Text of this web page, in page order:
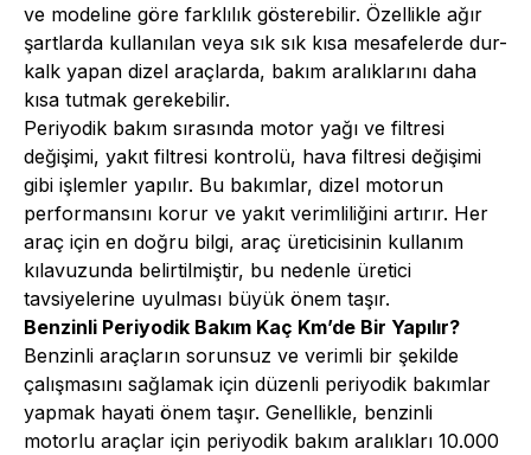
ve modeline göre farklılık gösterebilir. Özellikle ağır
şartlarda kullanılan veya sık sık kısa mesafelerde dur-
kalk yapan dizel araçlarda, bakım aralıklarını daha
kısa tutmak gerekebilir.
Periyodik bakım sırasında motor yağı ve filtresi
değişimi, yakıt filtresi kontrolü, hava filtresi değişimi
gibi işlemler yapılır. Bu bakımlar, dizel motorun
performansını korur ve yakıt verimliliğini artırır. Her
araç için en doğru bilgi, araç üreticisinin kullanım
kılavuzunda belirtilmiştir, bu nedenle üretici
tavsiyelerine uyulması büyük önem taşır.
Benzinli Periyodik Bakım Kaç Km’de Bir Yapılır?
Benzinli araçların sorunsuz ve verimli bir şekilde
çalışmasını sağlamak için düzenli periyodik bakımlar
yapmak hayati önem taşır. Genellikle, benzinli
motorlu araçlar için periyodik bakım aralıkları 10.000